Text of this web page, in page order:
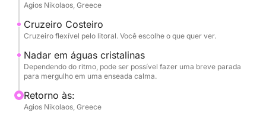
passeio oferece uma visão tranquila e pessoal da
vida na água. Há também a opção de tentar a sorte
com varas de pesca perto da costa.
Este passeio curto é ideal para famílias com
crianças, casais ou viajantes individuais que
desejam vivenciar algo autêntico e desfrutar da Baía
de Mirabello.
Agios Nikolaos, Greece
Cruzeiro Costeiro
Cruzeiro flexível pelo litoral. Você escolhe o que quer ver.
Nadar em águas cristalinas
Dependendo do ritmo, pode ser possível fazer uma breve parada
para mergulho em uma enseada calma.
Retorno às:
Agios Nikolaos, Greece